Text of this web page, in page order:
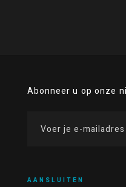
Abonneer u op onze
AANSLUITEN